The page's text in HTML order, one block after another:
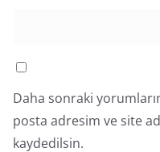
Daha sonraki
posta adresim ve site
kaydedilsin.